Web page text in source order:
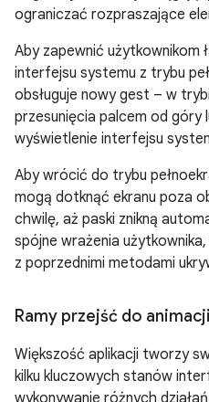
ograniczać rozpraszające
Aby zapewnić użytkownikom
interfejsu systemu z trybu
obsługuje nowy gest – w
przesunięcia palcem od góry
wyświetlenie interfejsu
Aby wrócić do trybu
mogą dotknąć ekranu poza
chwilę, aż paski znikną
spójne wrażenia
z poprzednimi metodami
Ramy przejść do
Większość aplikacji tworzy
kilku kluczowych stanów
wykonywanie różnych